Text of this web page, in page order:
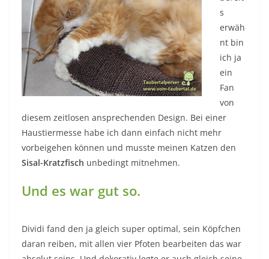
s
erwäh
nt bin
ich ja
ein
Fan
von
diesem zeitlosen ansprechenden Design. Bei einer
Haustiermesse habe ich dann einfach nicht mehr
vorbeigehen können und musste meinen Katzen den
Sisal-Kratzfisch unbedingt mitnehmen.
Und es war gut so.
Dividi fand den ja gleich super optimal, sein Köpfchen
daran reiben, mit allen vier Pfoten bearbeiten das war